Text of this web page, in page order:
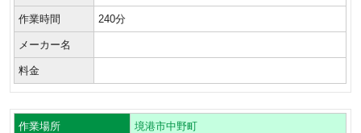
作業時間 240分
メーカー名
料金
作業場所 境港市中野町